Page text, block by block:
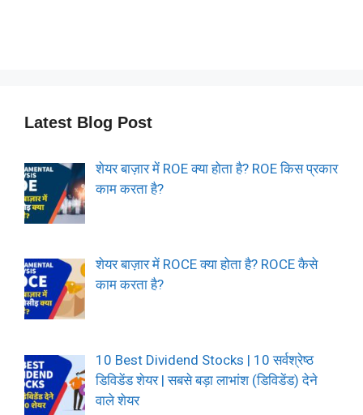
Latest Blog Post
शेयर बाज़ार में ROE क्या होता है? ROE किस प्रकार
काम करता है?
शेयर बाज़ार में ROCE क्या होता है? ROCE कैसे
काम करता है?
10 Best Dividend Stocks | 10 सर्वश्रेष्ठ
डिविडेंड शेयर | सबसे बड़ा लाभांश (डिविडेंड) देने
वाले शेयर